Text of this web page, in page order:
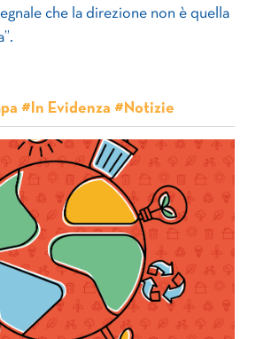
che la direzione non è quella
#In Evidenza #Notizie